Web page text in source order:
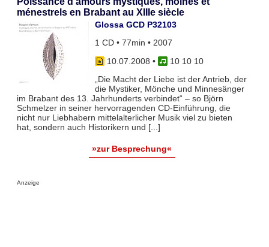
ménestrels en Brabant au XIIIe siècle
Glossa GCD P32103
1 CD • 77min • 2007
10.07.2008 •
10 10 10
„Die Macht der Liebe ist der Antrieb, der
die Mystiker, Mönche und Minnesänger
im Brabant des 13. Jahrhunderts verbindet“ – so Björn
Schmelzer in seiner hervorragenden CD-Einführung, die
nicht nur Liebhabern mittelalterlicher Musik viel zu bieten
hat, sondern auch Historikern und [...]
»zur Besprechung«
Anzeige